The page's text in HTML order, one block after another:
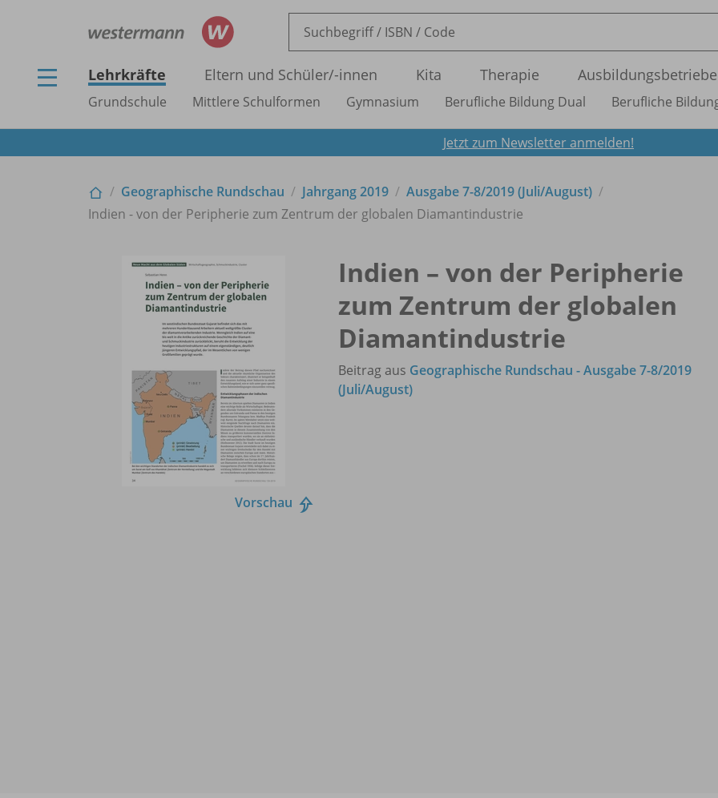
Lehrkräfte Eltern und Schüler/-innen Kita Therapie Ausbildungsbetriebe
Grundschule Mittlere Schulformen Gymnasium Berufliche Bildung Dual Berufliche
Jetzt zum Newsletter anmelden!
Geographische Rundschau Jahrgang 2019 Ausgabe 7-8/2019 (Juli/August)
Indien - von der Peripherie zum Zentrum der globalen Diamantindustrie
Vorschau
Indien – von der Peripherie
zum Zentrum der globalen
Diamantindustrie
Beitrag aus Geographische Rundschau - Ausgabe 7-8/2019
(Juli/August)